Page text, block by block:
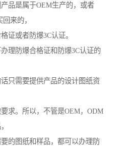
品是属于OEM生产的，或者
来的，
证或者防爆3C认证。
理防爆合格证和防爆3C认证的
只需要提供产品的设计图纸资
求。所以，不管是OEM，ODM
的图纸和样品，都可以办理防